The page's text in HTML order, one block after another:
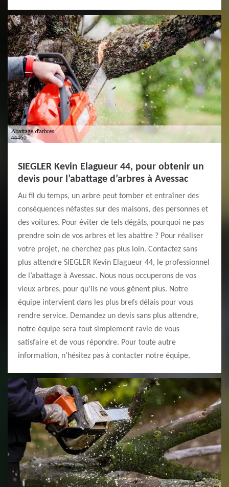
SIEGLER Kevin Elagueur 44, pour obtenir un
devis pour l’abattage d’arbres à Avessac
Au fil du temps, un arbre peut tomber et entraîner des
conséquences néfastes sur des maisons, des personnes et
des voitures. Pour éviter de tels dégâts, pourquoi ne pas
prendre soin de vos arbres et les abattre ? Pour réaliser
votre projet, ne cherchez pas plus loin. Contactez sans
plus attendre SIEGLER Kevin Elagueur 44, le professionnel
de l’abattage à Avessac. Nous nous occuperons de vos
vieux arbres, pour qu’ils ne vous gênent plus. Notre
équipe intervient dans les plus brefs délais pour vous
rendre service. Demandez un devis sans plus attendre,
notre équipe sera tout simplement ravie de vous
satisfaire et de vous répondre. Pour toute autre
information, n’hésitez pas à contacter notre équipe.